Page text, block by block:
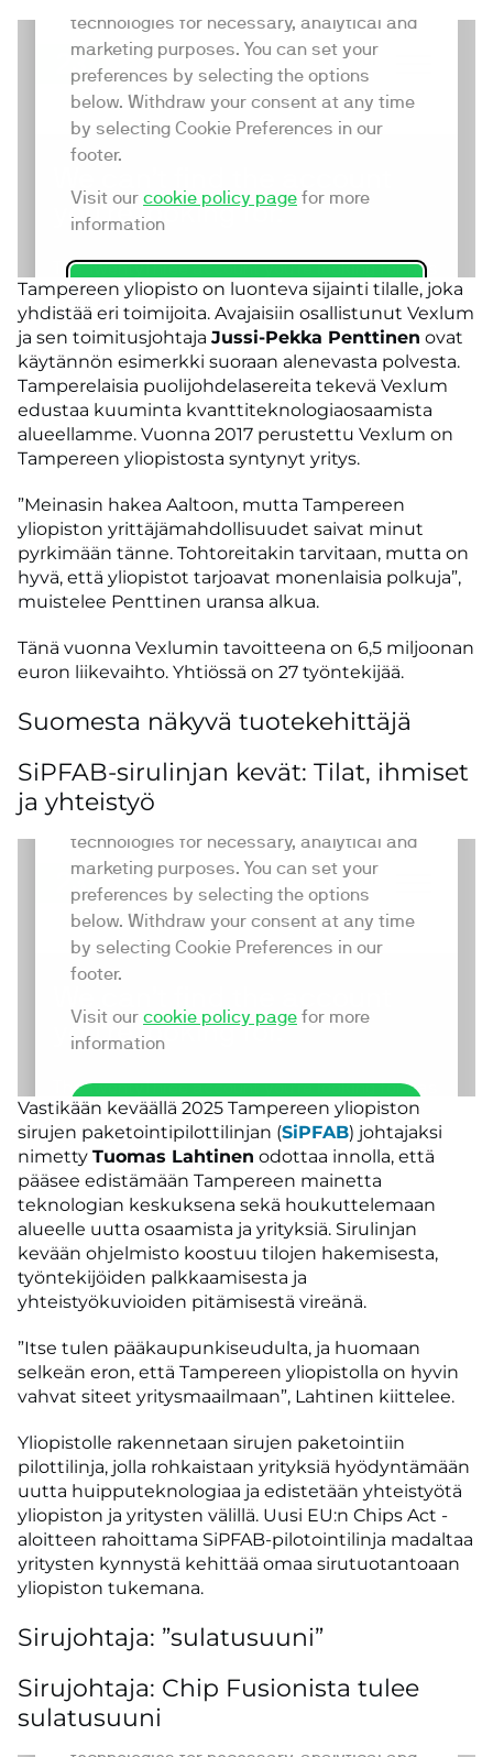
Tampereen yliopisto on luonteva sijainti tilalle, joka
yhdistää eri toimijoita. Avajaisiin osallistunut Vexlum
ja sen toimitusjohtaja Jussi-Pekka Penttinen ovat
käytännön esimerkki suoraan alenevasta polvesta.
Tamperelaisia puolijohdelasereita tekevä Vexlum
edustaa kuuminta kvanttiteknologiaosaamista
alueellamme. Vuonna 2017 perustettu Vexlum on
Tampereen yliopistosta syntynyt yritys.
”Meinasin hakea Aaltoon, mutta Tampereen
yliopiston yrittäjämahdollisuudet saivat minut
pyrkimään tänne. Tohtoreitakin tarvitaan, mutta on
hyvä, että yliopistot tarjoavat monenlaisia polkuja”,
muistelee Penttinen uransa alkua.
Tänä vuonna Vexlumin tavoitteena on 6,5 miljoonan
euron liikevaihto. Yhtiössä on 27 työntekijää.
Suomesta näkyvä tuotekehittäjä
SiPFAB-sirulinjan kevät: Tilat, ihmiset
ja yhteistyö
Vastikään keväällä 2025 Tampereen yliopiston
sirujen paketointipilottilinjan (SiPFAB) johtajaksi
nimetty Tuomas Lahtinen odottaa innolla, että
pääsee edistämään Tampereen mainetta
teknologian keskuksena sekä houkuttelemaan
alueelle uutta osaamista ja yrityksiä. Sirulinjan
kevään ohjelmisto koostuu tilojen hakemisesta,
työntekijöiden palkkaamisesta ja
yhteistyökuvioiden pitämisestä vireänä.
”Itse tulen pääkaupunkiseudulta, ja huomaan
selkeän eron, että Tampereen yliopistolla on hyvin
vahvat siteet yritysmaailmaan”, Lahtinen kiittelee.
Yliopistolle rakennetaan sirujen paketointiin
pilottilinja, jolla rohkaistaan yrityksiä hyödyntämään
uutta huipputeknologiaa ja edistetään yhteistyötä
yliopiston ja yritysten välillä. Uusi EU:n Chips Act -
aloitteen rahoittama SiPFAB-pilotointilinja madaltaa
yritysten kynnystä kehittää omaa sirutuotantoaan
yliopiston tukemana.
Sirujohtaja: ”sulatusuuni”
Sirujohtaja: Chip Fusionista tulee
sulatusuuni